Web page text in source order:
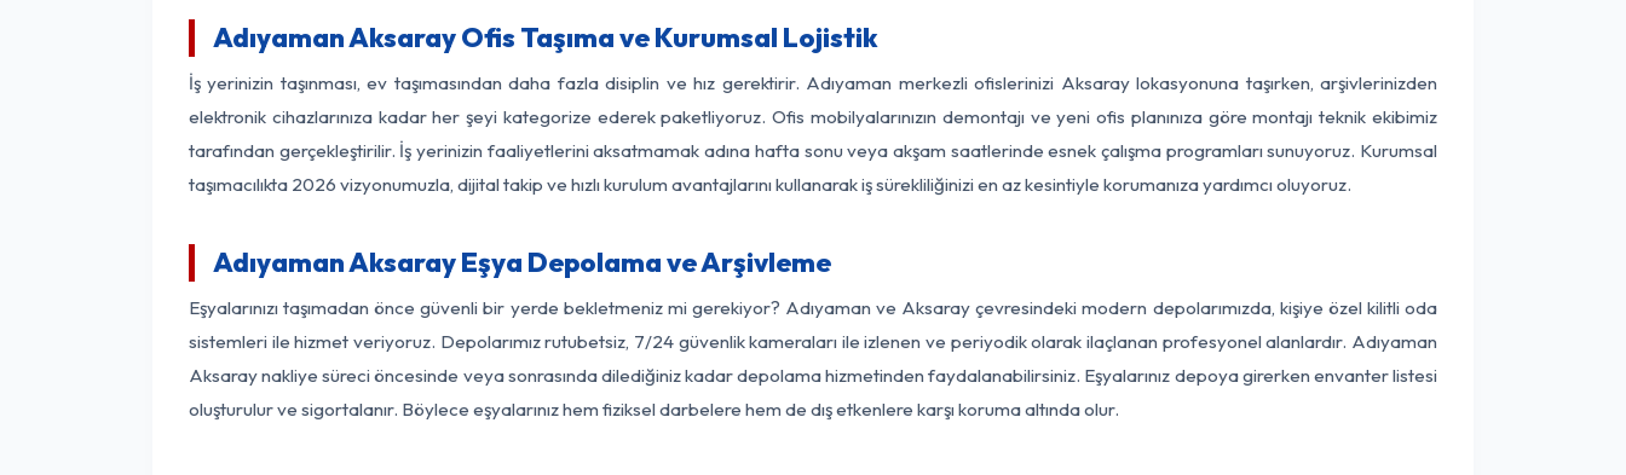
Adıyaman Aksaray Ofis Taşıma ve Kurumsal Lojistik
İş yerinizin taşınması, ev taşımasından daha fazla disiplin ve hız gerektirir. Adıyaman merkezli ofislerinizi Aksaray lokasyonuna taşırken, arşivlerinizden
elektronik cihazlarınıza kadar her şeyi kategorize ederek paketliyoruz. Ofis mobilyalarınızın demontajı ve yeni ofis planınıza göre montajı teknik ekibimiz
tarafından gerçekleştirilir. İş yerinizin faaliyetlerini aksatmamak adına hafta sonu veya akşam saatlerinde esnek çalışma programları sunuyoruz. Kurumsal
taşımacılıkta 2026 vizyonumuzla, dijital takip ve hızlı kurulum avantajlarını kullanarak iş sürekliliğinizi en az kesintiyle korumanıza yardımcı oluyoruz.
Adıyaman Aksaray Eşya Depolama ve Arşivleme
Eşyalarınızı taşımadan önce güvenli bir yerde bekletmeniz mi gerekiyor? Adıyaman ve Aksaray çevresindeki modern depolarımızda, kişiye özel kilitli oda
sistemleri ile hizmet veriyoruz. Depolarımız rutubetsiz, 7/24 güvenlik kameraları ile izlenen ve periyodik olarak ilaçlanan profesyonel alanlardır. Adıyaman
Aksaray nakliye süreci öncesinde veya sonrasında dilediğiniz kadar depolama hizmetinden faydalanabilirsiniz. Eşyalarınız depoya girerken envanter listesi
oluşturulur ve sigortalanır. Böylece eşyalarınız hem fiziksel darbelere hem de dış etkenlere karşı koruma altında olur.